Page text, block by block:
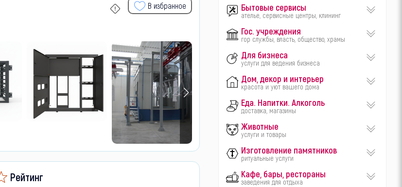
В избранное
Рейтинг
Бытовые сервисы
ателье, сервисные центры, клининг
Гос. учреждения
гор службы, власть, общество, храмы
Для бизнеса
услуги для ведения бизнеса
Дом, декор и интерьер
красота и уют вашего дома
Еда. Напитки. Алкоголь
доставка, магазины
Животные
услуги и товары
Изготовление памятников
ритуальные услуги
Кафе, бары, рестораны
заведения для отдыха